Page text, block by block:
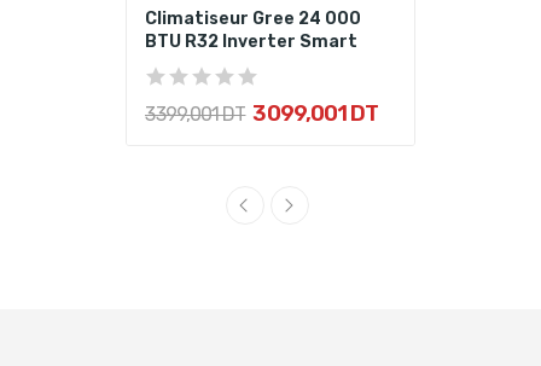
Climatiseur Gree 24 000
BTU R32 Inverter Smart
3 399,001 DT 3 099,001 DT